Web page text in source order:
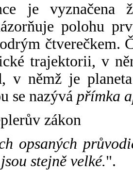
je vyznačena
polohu
čtverečkem.
trajektorii, v
v němž je
se nazývá přímka
zákon
opsaných
stejně velké.".